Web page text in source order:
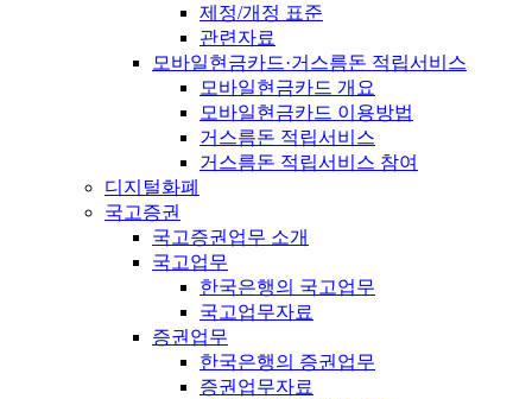
제정/개정 표준
관련자료
모바일현금카드·거스름돈 적립서비스
모바일현금카드 개요
모바일현금카드 이용방법
거스름돈 적립서비스
거스름돈 적립서비스 참여
디지털화폐
국고증권
국고증권업무 소개
국고업무
한국은행의 국고업무
국고업무자료
증권업무
한국은행의 증권업무
증권업무자료